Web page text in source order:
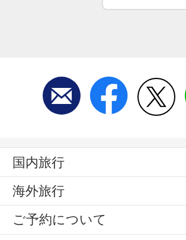
国内旅行
海外旅行
ご予約について